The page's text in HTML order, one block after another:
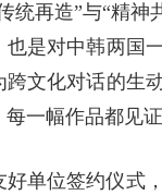
统再造”与“精神
是对中韩两国
文化对话的生
一幅作品都见
好单位签约仪式